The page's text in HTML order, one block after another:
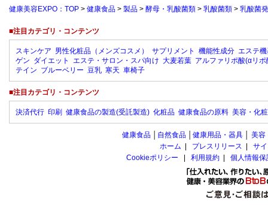
健康美容EXPO：TOP > 健康食品 > 製品 > 酵母・乳酸菌類 > 乳酸菌類 > 乳酸菌
■注目カテゴリ・コンテンツ
スキンケア 男性化粧品（メンズコスメ） サプリメント 機能性成分 エステ
ゲン ダイエット エステ・サロン・スパ向け 大麦若葉 アルファリポ酸(αリポ
テイン ブルーベリー 豆乳 寒天 車椅子
■注目カテゴリ・コンテンツ
決済代行 印刷 健康食品の製造(受託製造) 化粧品 健康食品の原料 美容・化
健康食品 自然食品 健康用品・器具 美容
ホーム
プレスリリース
サ
Cookieポリシー
利用規約 個人情報